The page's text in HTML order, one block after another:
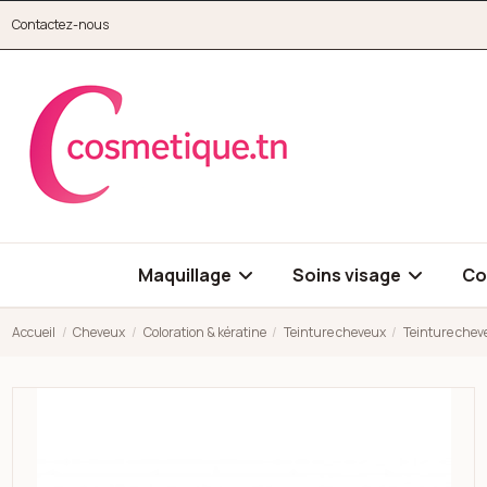
Contactez-nous
Maquillage Soins visage
Accueil Cheveux Coloration & kératine Teinture cheveux Teinture